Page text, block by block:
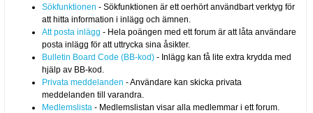
Sökfunktionen - Sökfunktionen är ett oerhört användbart verktyg för
att hitta information i inlägg och ämnen.
Att posta inlägg - Hela poängen med ett forum är att låta användare
posta inlägg för att uttrycka sina åsikter.
Bulletin Board Code (BB-kod) - Inlägg kan få lite extra krydda med
hjälp av BB-kod.
Privata meddelanden - Användare kan skicka privata
meddelanden till varandra.
Medlemslista - Medlemslistan visar alla medlemmar i ett forum.